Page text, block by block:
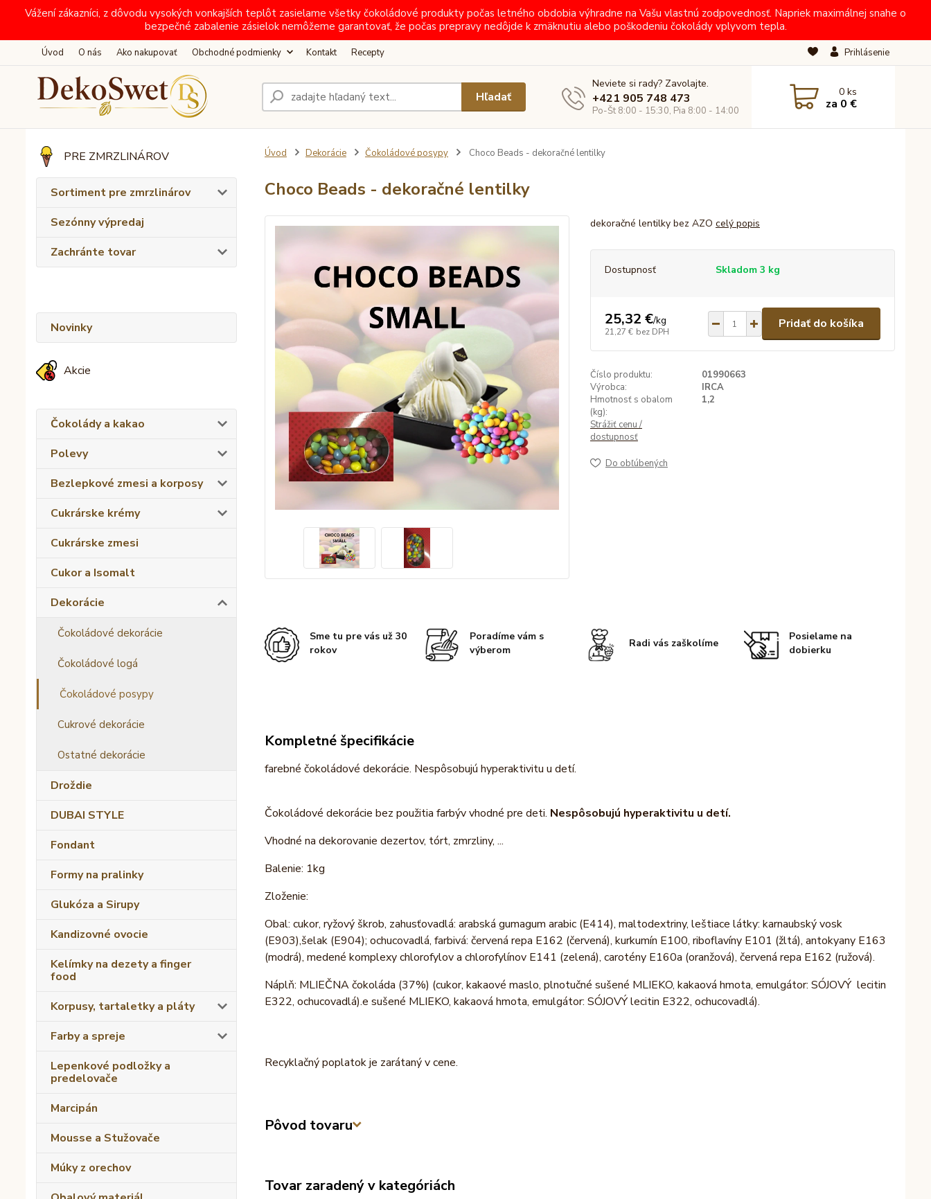
Vážení zákazníci, z dôvodu vysokých vonkajších teplôt zasielame všetky čokoládové produkty počas letného obdobia výhradne na Vašu vlastnú zodpovednosť. Napriek maximálnej snahe o
bezpečné zabalenie zásielok nemôžeme garantovať, že počas prepravy nedôjde k zmäknutiu alebo poškodeniu čokolády vplyvom tepla.
Úvod O nás Ako nakupovať Obchodné podmienky Kontakt Recepty Prihlásenie
Hľadať
Neviete si rady? Zavolajte.
+421 905 748 473
Po-Št 8:00 - 15:30, Pia 8:00 - 14:00
0ks
za 0 €
PRE ZMRZLINÁROV
Sortiment pre zmrzlinárov
Sezónny výpredaj
Zachránte tovar
Novinky
Akcie
Čokolády a kakao
Polevy
Bezlepkové zmesi a korposy
Cukrárske krémy
Cukrárske zmesi
Cukor a Isomalt
Dekorácie
Čokoládové dekorácie
Čokoládové logá
Čokoládové posypy
Cukrové dekorácie
Ostatné dekorácie
Droždie
DUBAI STYLE
Fondant
Formy na pralinky
Glukóza a Sirupy
Kandizovné ovocie
Kelímky na dezety a finger
food
Korpusy, tartaletky a pláty
Farby a spreje
Lepenkové podložky a
predelovače
Marcipán
Mousse a Stužovače
Múky z orechov
Úvod Dekorácie Čokoládové posypy Choco Beads - dekoračné lentilky
Choco Beads - dekoračné lentilky
dekoračné lentilky bez AZO celý popis
Dostupnosť Skladom 3 kg
25,32 €/kg
21,27 € bez DPH
Pridať do košíka
Číslo produktu:
01990663
Výrobca:
IRCA
Hmotnosť s obalom
(kg):
1,2
Strážiť cenu /
dostupnosť
Do obľúbených
Sme tu pre vás už 30
rokov
Poradíme vám s
výberom
Radi vás zaškolíme
Posielame na
dobierku
Kompletné špecifikácie
farebné čokoládové dekorácie. Nespôsobujú hyperaktivitu u detí.
Čokoládové dekorácie bez použitia farbýv vhodné pre deti. Nespôsobujú hyperaktivitu u detí.
Vhodné na dekorovanie dezertov, tórt, zmrzliny, ...
Balenie: 1kg
Zloženie:
Obal: cukor, ryžový škrob, zahusťovadlá: arabská gumagum arabic (E414), maltodextriny, leštiace látky: karnaubský vosk
(E903),šelak (E904); ochucovadlá, farbivá: červená repa E162 (červená), kurkumín E100, riboflavíny E101 (žltá), antokyany E163
(modrá), medené komplexy chlorofylov a chlorofylínov E141 (zelená), carotény E160a (oranžová), červená repa E162 (ružová).
Náplň: MLIEČNA čokoláda (37%) (cukor, kakaové maslo, plnotučné sušené MLIEKO, kakaová hmota, emulgátor: SÓJOVÝ lecitin
E322, ochucovadlá).e sušené MLIEKO, kakaová hmota, emulgátor: SÓJOVÝ lecitin E322, ochucovadlá).
Recyklačný poplatok je zarátaný v cene.
Pôvod tovaru
Tovar zaradený v kategóriách